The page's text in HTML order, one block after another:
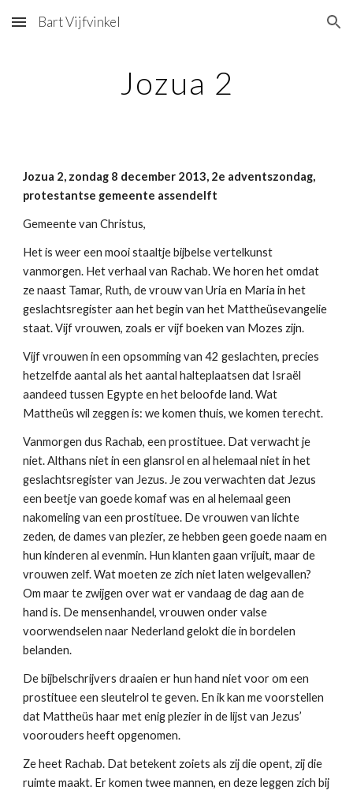
Skip to main content Skip to navigation
Bart Vijfvinkel
Jozua 2
Jozua 2, zondag 8 december 2013, 2e adventszondag,
protestantse gemeente assendelft
Gemeente van Christus,
Het is weer een mooi staaltje bijbelse vertelkunst
vanmorgen. Het verhaal van Rachab. We horen het omdat
ze naast Tamar, Ruth, de vrouw van Uria en Maria in het
geslachtsregister aan het begin van het Mattheüsevangelie
staat. Vijf vrouwen, zoals er vijf boeken van Mozes zijn.
Vijf vrouwen in een opsomming van 42 geslachten, precies
hetzelfde aantal als het aantal halteplaatsen dat Israël
aandeed tussen Egypte en het beloofde land. Wat
Mattheüs wil zeggen is: we komen thuis, we komen terecht.
Vanmorgen dus Rachab, een prostituee. Dat verwacht je
niet. Althans niet in een glansrol en al helemaal niet in het
geslachtsregister van Jezus. Je zou verwachten dat Jezus
een beetje van goede komaf was en al helemaal geen
nakomeling van een prostituee. De vrouwen van lichte
zeden, de dames van plezier, ze hebben geen goede naam en
hun kinderen al evenmin. Hun klanten gaan vrijuit, maar de
vrouwen zelf. Wat moeten ze zich niet laten welgevallen?
Om maar te zwijgen over wat er vandaag de dag aan de
hand is. De mensenhandel, vrouwen onder valse
voorwendselen naar Nederland gelokt die in bordelen
belanden.
De bijbelschrijvers draaien er hun hand niet voor om een
prostituee een sleutelrol te geven. En ik kan me voorstellen
dat Mattheüs haar met enig plezier in de lijst van Jezus’
voorouders heeft opgenomen.
Ze heet Rachab. Dat betekent zoiets als zij die opent, zij die
ruimte maakt. Er komen twee mannen, en deze leggen zich bij